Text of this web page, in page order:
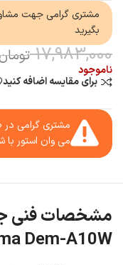
مشتری گرامی جهت
بگیرید
17,983,000
ناموجود
برای مقایسه اضافه کنید
مشتری گرامی
می وان استور با
مشخصات فنی
Dem-A10W